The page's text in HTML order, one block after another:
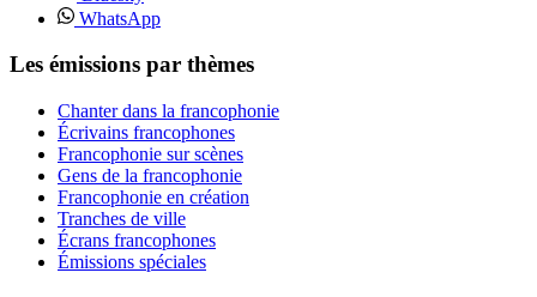
WhatsApp
Les émissions par thèmes
Chanter dans la francophonie
Écrivains francophones
Francophonie sur scènes
Gens de la francophonie
Francophonie en création
Tranches de ville
Écrans francophones
Émissions spéciales